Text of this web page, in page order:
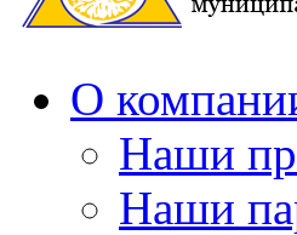
О
Наши
Наши